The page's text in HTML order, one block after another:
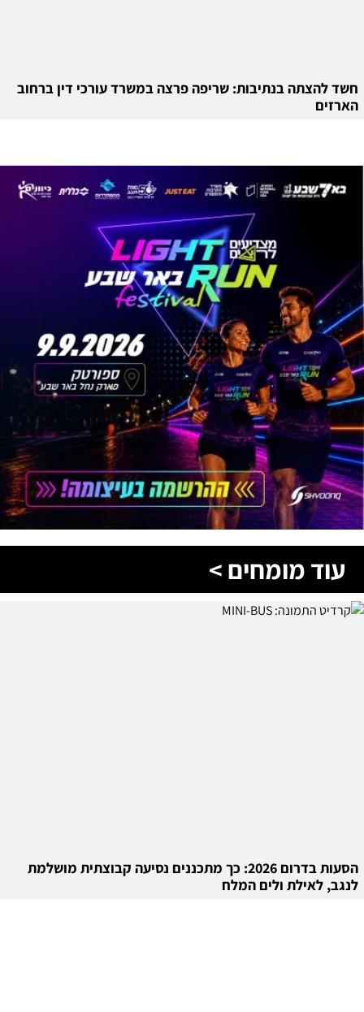
חשד להצתה בנתיבות: שריפה פרצה במשרד עורכי דין ברחוב
הארזים
עוד מומחים >
הסעות בדרום 2026: כך מתכננים נסיעה קבוצתית מושלמת
לנגב, לאילת ולים המלח